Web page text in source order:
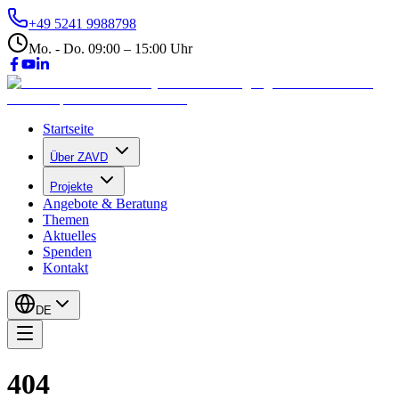
+49 5241 9988798
Mo. - Do. 09:00 – 15:00 Uhr
Startseite
Über ZAVD
Projekte
Angebote & Beratung
Themen
Aktuelles
Spenden
Kontakt
DE
404